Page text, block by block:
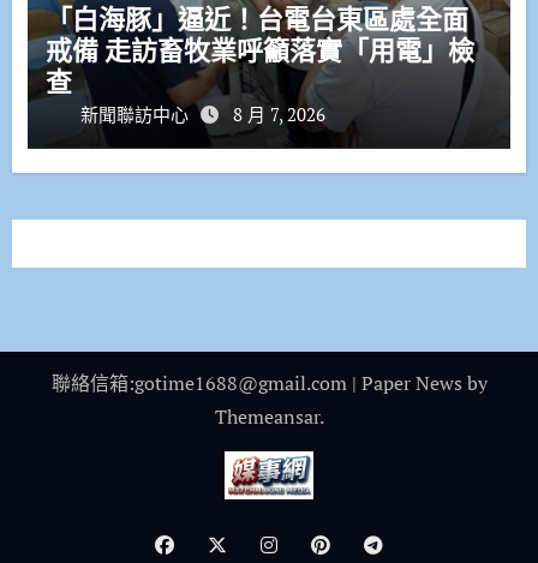
「白海豚」逼近！台電台東區處全面
戒備 走訪畜牧業呼籲落實「用電」檢
查
新聞聯訪中心 8 月 7, 2026
聯絡信箱:gotime1688@gmail.com | Paper News by
Themeansar.